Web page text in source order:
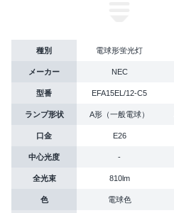
種別 電球形蛍光灯
メーカー NEC
型番 EFA15EL/12-C5
ランプ形状 A形（一般電球）
口金 E26
中心光度 -
全光束 810lm
色 電球色